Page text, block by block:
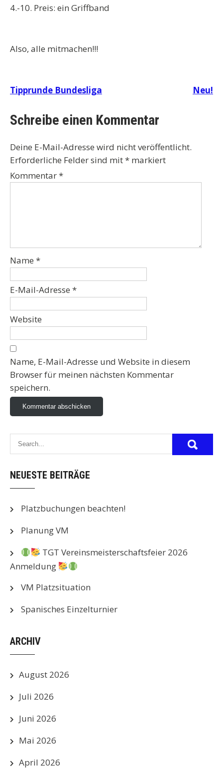
4.-10. Preis: ein Griffband
Also, alle mitmachen!!!
Beitragsnavigation
Tipprunde Bundesliga Neu!
Schreibe einen Kommentar
Deine E-Mail-Adresse wird nicht veröffentlicht.
Erforderliche Felder sind mit* markiert
Kommentar*
Name *
E-Mail-Adresse *
Website
Name, E-Mail-Adresse und Website in diesem
Browser für meinen nächsten Kommentar
speichern.
NEUESTE BEITRÄGE
Platzbuchungen beachten!
Planung VM
TGT Vereinsmeisterschaftsfeier 2026
Anmeldung
VM Platzsituation
Spanisches Einzelturnier
ARCHIV
August 2026
Juli 2026
Juni 2026
Mai 2026
April 2026